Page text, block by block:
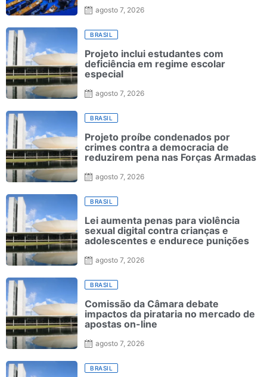
agosto 7, 2026
BRASIL
Projeto inclui estudantes com
deficiência em regime escolar
especial
agosto 7, 2026
BRASIL
Projeto proíbe condenados por
crimes contra a democracia de
reduzirem pena nas Forças Armadas
agosto 7, 2026
BRASIL
Lei aumenta penas para violência
sexual digital contra crianças e
adolescentes e endurece punições
agosto 7, 2026
BRASIL
Comissão da Câmara debate
impactos da pirataria no mercado de
apostas on-line
agosto 7, 2026
BRASIL